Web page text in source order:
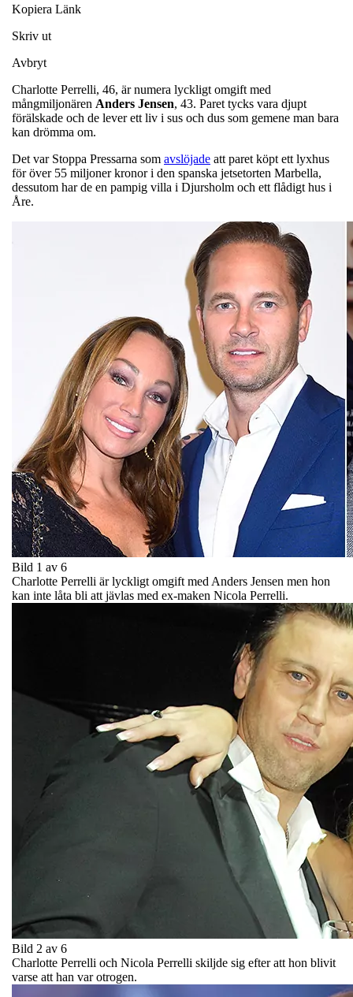
Kopiera Länk
Skriv ut
Avbryt
Charlotte Perrelli, 46, är numera lyckligt omgift med
mångmiljonären Anders Jensen, 43. Paret tycks vara djupt
förälskade och de lever ett liv i sus och dus som gemene man bara
kan drömma om.
Det var Stoppa Pressarna som avslöjade att paret köpt ett lyxhus
för över 55 miljoner kronor i den spanska jetsetorten Marbella,
dessutom har de en pampig villa i Djursholm och ett flådigt hus i
Åre.
Bild 1 av 6
Charlotte Perrelli är lyckligt omgift med Anders Jensen men hon
kan inte låta bli att jävlas med ex-maken Nicola Perrelli.
Bild 2 av 6
Charlotte Perrelli och Nicola Perrelli skiljde sig efter att hon blivit
varse att han var otrogen.